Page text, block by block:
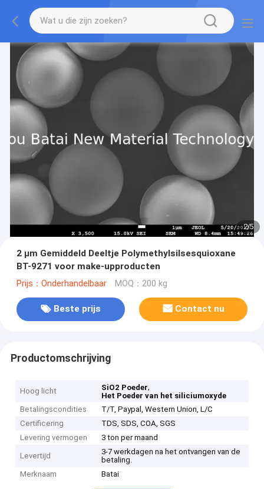
2/5
2 μm Gemiddeld Deeltje Polymethylsilsesquioxane
BT-9271 voor make-upproducten
Prijs：Onderhandelbaar MOQ：200 kg
Beste prijs Contact nu
Productomschrijving
Hoog licht SiO2 Poeder,
Het Poeder van het siliciumoxyde
Betalingscondities
T/T, Paypal, Western Union, L/C
Certificering
TDS, SDS, COA, SGS
Levering vermogen
3 ton per maand
Levertijd
3-7 werkdagen na het ontvangen van de
betaling.
Merknaam
Batai